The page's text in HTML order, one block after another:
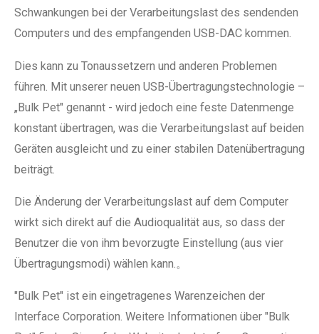
Schwankungen bei der Verarbeitungslast des sendenden
Computers und des empfangenden USB-DAC kommen.
Dies kann zu Tonaussetzern und anderen Problemen
führen. Mit unserer neuen USB-Übertragungstechnologie –
„Bulk Pet" genannt - wird jedoch eine feste Datenmenge
konstant übertragen, was die Verarbeitungslast auf beiden
Geräten ausgleicht und zu einer stabilen Datenübertragung
beiträgt.
Die Änderung der Verarbeitungslast auf dem Computer
wirkt sich direkt auf die Audioqualität aus, so dass der
Benutzer die von ihm bevorzugte Einstellung (aus vier
Übertragungsmodi) wählen kann.。
"Bulk Pet" ist ein eingetragenes Warenzeichen der
Interface Corporation. Weitere Informationen über "Bulk